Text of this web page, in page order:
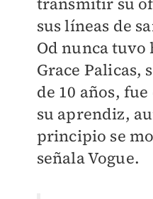
sus líneas de
Od nunca
Grace Palicas,
de 10 años,
su aprendiz,
principio se
señala Vogue.